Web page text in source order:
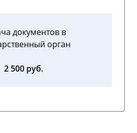
документов в
орган
2 500 руб.